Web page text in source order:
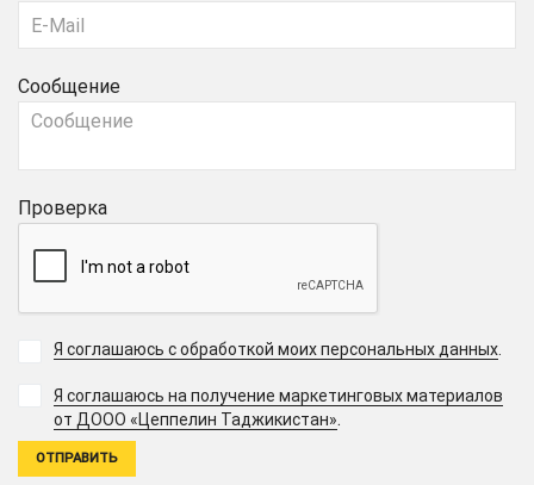
Сообщение
Проверка
Я соглашаюсь с обработкой моих персональных данных.
Я соглашаюсь на получение маркетинговых материалов
от ДООО «Цеппелин Таджикистан».